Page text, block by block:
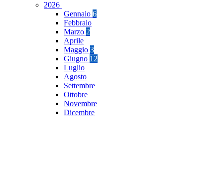
2026
Gennaio 6
Febbraio
Marzo 2
Aprile
Maggio 3
Giugno 12
Luglio
Agosto
Settembre
Ottobre
Novembre
Dicembre